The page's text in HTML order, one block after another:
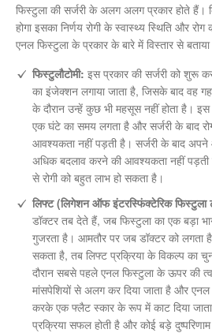
फिस्टुला की सर्जरी के अलग अलग प्रकार होते हैं।
होगा इसका निर्णय रोगी के स्वास्थ्य स्थिति और रोग
एनल फिस्टुला के प्रकार के बारे में विस्तार से
फिस्टुलौटोमी: इस प्रकार की सर्जरी को शुरू
का इंजेक्शन लगाया जाता है, जिसके बाद वह
के दौरान उन्हें कुछ भी महसूस नहीं होता है। इस
एक घंटे का समय लगता है और सर्जरी के बाद
आवश्यकता नहीं पड़ती है। सर्जरी के बाद अपने
अधिक बदलाव करने की आवश्यकता नहीं
से रोगी को बहुत लाभ हो सकता है।
लिफ्ट (लिगेशन ऑफ इंटरस्फिंक्टेरिक फिस्टुला
डॉक्टर तब देते हैं, जब फिस्टुला का एक बड़ा
गुजरता है। आमतौर पर जब डॉक्टर को लगता है
सकता है, तब लिफ्ट प्रक्रिया के विकल्प का
दौरान सबसे पहले एनल फिस्टुला के ऊपर की
मांसपेशियों से अलग कर दिया जाता है और एनल
करके एक फ्लैट स्कार के रूप में काट दिया
प्रक्रिया सफल होती है और कोई बड़े